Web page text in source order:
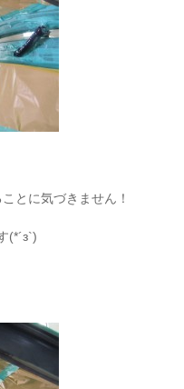
とに気づきません！
(*´з`)